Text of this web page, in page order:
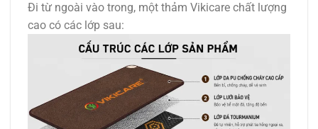
Đi từ ngoài vào trong, một thảm Vikicare chất lượng
cao có các lớp sau: